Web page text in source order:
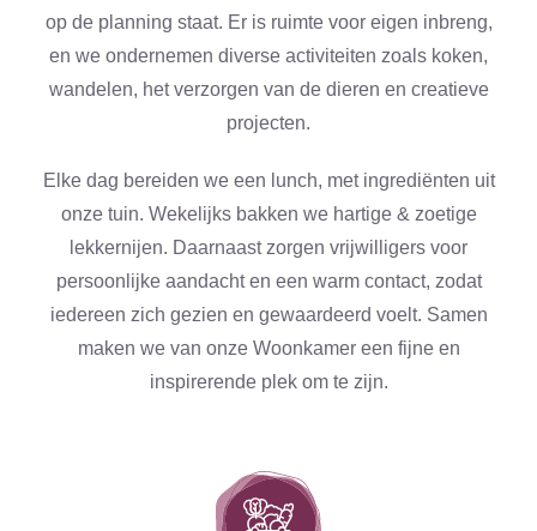
op de planning staat. Er is ruimte voor eigen inbreng,
en we ondernemen diverse activiteiten zoals koken,
wandelen, het verzorgen van de dieren en creatieve
projecten.
Elke dag bereiden we een lunch, met ingrediënten uit
onze tuin. Wekelijks bakken we hartige & zoetige
lekkernijen. Daarnaast zorgen vrijwilligers voor
persoonlijke aandacht en een warm contact, zodat
iedereen zich gezien en gewaardeerd voelt. Samen
maken we van onze Woonkamer een fijne en
inspirerende plek om te zijn.